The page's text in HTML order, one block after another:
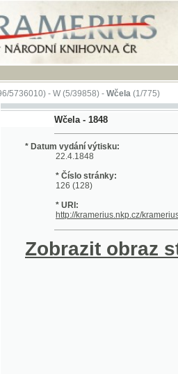
-W(5/39858) -Wčela(1/775)
Wčela - 1848
* Datum vydání výtisku:
22.4.1848
* Číslo stránky:
126 (128)
* URI:
Zobrazit obraz